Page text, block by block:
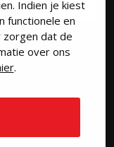
Indien je kiest
functionele en
zorgen dat de
over ons
.